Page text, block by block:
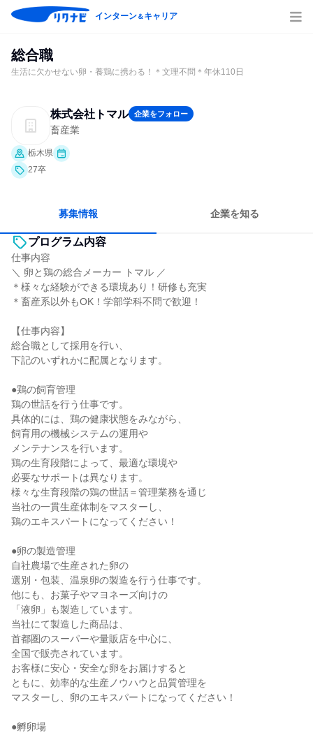
インターン＆キャリア
総合職
生活に欠かせない卵・養鶏に携わる！＊文理不問＊年休110日
株式会社トマル 企業をフォロー
畜産業
栃木県
27卒
募集情報 企業を知る
プログラム内容
仕事内容
＼ 卵と鶏の総合メーカー トマル ／
＊様々な経験ができる環境あり！研修も充実
＊畜産系以外もOK！学部学科不問で歓迎！
【仕事内容】
総合職として採用を行い、
下記のいずれかに配属となります。
●鶏の飼育管理
鶏の世話を行う仕事です。
具体的には、鶏の健康状態をみながら、
飼育用の機械システムの運用や
メンテナンスを行います。
鶏の生育段階によって、最適な環境や
必要なサポートは異なります。
様々な生育段階の鶏の世話＝管理業務を通じ
当社の一貫生産体制をマスターし、
鶏のエキスパートになってください！
●卵の製造管理
自社農場で生産された卵の
選別・包装、温泉卵の製造を行う仕事です。
他にも、お菓子やマヨネーズ向けの
「液卵」も製造しています。
当社にて製造した商品は、
首都圏のスーパーや量販店を中心に、
全国で販売されています。
お客様に安心・安全な卵をお届けすると
ともに、効率的な生産ノウハウと品質管理を
マスターし、卵のエキスパートになってください！
●孵卵場